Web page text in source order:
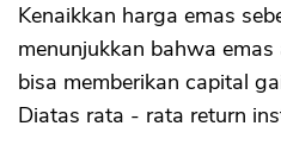
Kenaikkan harga emas
menunjukkan bahwa
bisa memberikan capital
Diatas rata - rata return